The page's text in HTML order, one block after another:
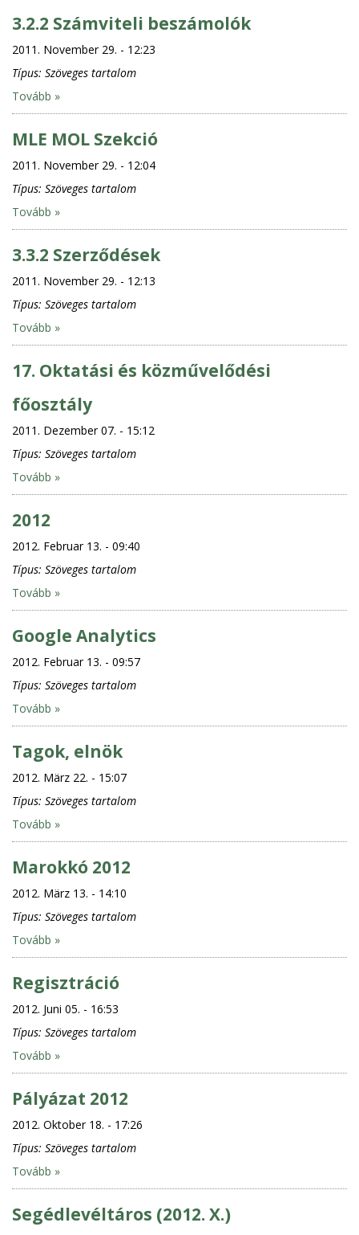
3.2.2 Számviteli beszámolók
2011. November 29. - 12:23
Típus: Szöveges tartalom
Tovább »
MLE MOL Szekció
2011. November 29. - 12:04
Típus: Szöveges tartalom
Tovább »
3.3.2 Szerződések
2011. November 29. - 12:13
Típus: Szöveges tartalom
Tovább »
17. Oktatási és közművelődési
főosztály
2011. Dezember 07. - 15:12
Típus: Szöveges tartalom
Tovább »
2012
2012. Februar 13. - 09:40
Típus: Szöveges tartalom
Tovább »
Google Analytics
2012. Februar 13. - 09:57
Típus: Szöveges tartalom
Tovább »
Tagok, elnök
2012. März 22. - 15:07
Típus: Szöveges tartalom
Tovább »
Marokkó 2012
2012. März 13. - 14:10
Típus: Szöveges tartalom
Tovább »
Regisztráció
2012. Juni 05. - 16:53
Típus: Szöveges tartalom
Tovább »
Pályázat 2012
2012. Oktober 18. - 17:26
Típus: Szöveges tartalom
Tovább »
Segédlevéltáros (2012. X.)